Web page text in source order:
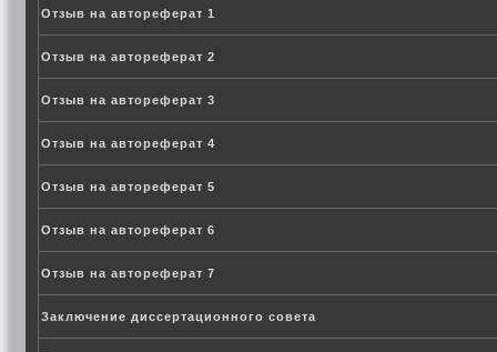
Отзыв на автореферат 1
Отзыв на автореферат 2
Отзыв на автореферат 3
Отзыв на автореферат 4
Отзыв на автореферат 5
Отзыв на автореферат 6
Отзыв на автореферат 7
Заключение диссертационного совета